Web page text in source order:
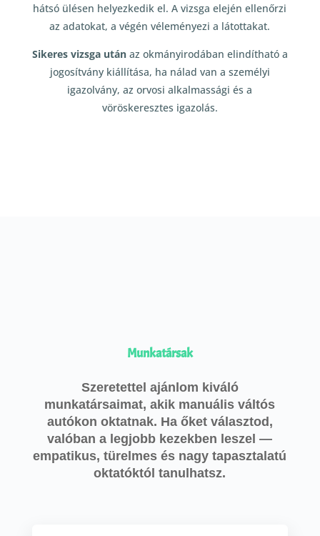
hátsó ülésen helyezkedik el. A vizsga elején ellenőrzi
az adatokat, a végén véleményezi a látottakat.
Sikeres vizsga utánaz okmányirodában elindítható a
jogosítvány kiállítása, ha nálad van a személyi
igazolvány, az orvosi alkalmassági és a
vöröskeresztes igazolás.
Munkatársak
Szeretettel ajánlom kiváló
munkatársaimat, akik manuális váltós
autókon oktatnak. Ha őket választod,
valóban a legjobb kezekben leszel —
empatikus, türelmes és nagy tapasztalatú
oktatóktól tanulhatsz.